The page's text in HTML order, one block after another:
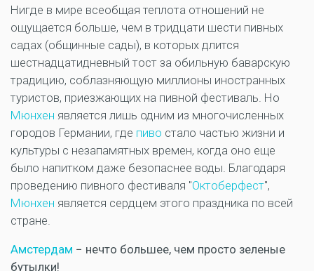
Нигде в мире всеобщая теплота отношений не
ощущается больше, чем в тридцати шести пивных
садах (общинные сады), в которых длится
шестнадцатидневный тост за обильную баварскую
традицию, соблазняющую миллионы иностранных
туристов, приезжающих на пивной фестиваль. Но
Мюнхен является лишь одним из многочисленных
городов Германии, где пиво стало частью жизни и
культуры с незапамятных времен, когда оно еще
было напитком даже безопаснее воды. Благодаря
проведению пивного фестиваля "Октоберфест",
Мюнхен является сердцем этого праздника по всей
стране.
Амстердам − нечто большее, чем просто зеленые
бутылки!